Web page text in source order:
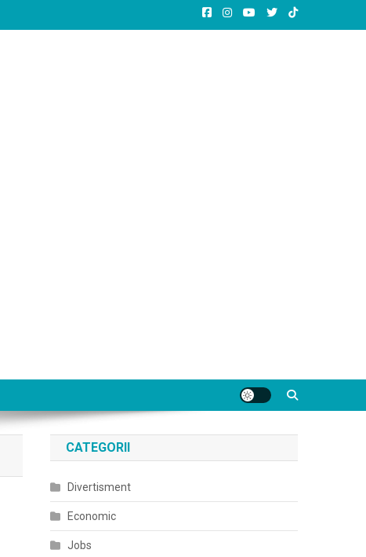
CATEGORII
Divertisment
Economic
Jobs